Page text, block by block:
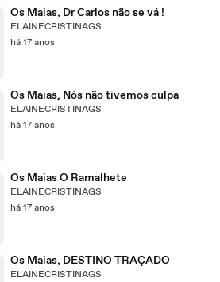
Os Maias, Dr Carlos não se vá !
ELAINECRISTINAGS
há 17 anos
Os Maias, Nós não tivemos culpa
ELAINECRISTINAGS
há 17 anos
Os Maias O Ramalhete
ELAINECRISTINAGS
há 17 anos
Os Maias, DESTINO TRAÇADO
ELAINECRISTINAGS